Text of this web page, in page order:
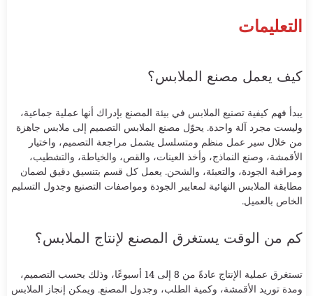
التعليمات
كيف يعمل مصنع الملابس؟
يبدأ فهم كيفية تصنيع الملابس في بيئة المصنع بإدراك أنها عملية جماعية،
وليست مجرد آلة واحدة. يحوّل مصنع الملابس التصميم إلى ملابس جاهزة
من خلال سير عمل منظم ومتسلسل يشمل مراجعة التصميم، واختيار
الأقمشة، وصنع النماذج، وأخذ العينات، والقص، والخياطة، والتشطيب،
ومراقبة الجودة، والتعبئة، والشحن. يعمل كل قسم بتنسيق دقيق لضمان
مطابقة الملابس النهائية لمعايير الجودة ومواصفات التصنيع وجدول التسليم
الخاص بالعميل.
كم من الوقت يستغرق المصنع لإنتاج الملابس؟
تستغرق عملية الإنتاج عادةً من 8 إلى 14 أسبوعًا، وذلك بحسب التصميم،
ومدة توريد الأقمشة، وكمية الطلب، وجدول المصنع. ويمكن إنجاز الملابس